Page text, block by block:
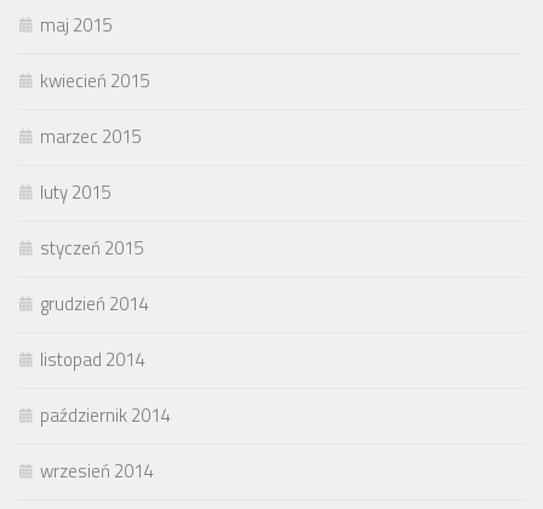
maj 2015
kwiecień 2015
marzec 2015
luty 2015
styczeń 2015
grudzień 2014
listopad 2014
październik 2014
wrzesień 2014